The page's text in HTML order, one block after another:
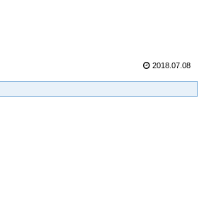
2018.07.08